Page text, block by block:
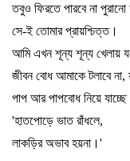
তবুও ফিরতে পারবে না পুরানো
সে-ই তোমার প্রায়শ্চিত্ত।
আমি এখন শূন্য শূন্য খেলায়
জীবন বোধ আমাকে টলাবে না,
পাপ আর পাপবোধ নিয়ে
'হাতপোড়ে ভাত রাঁধলে,
লাকড়ির অভাব হয়না । '